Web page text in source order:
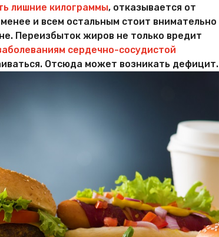
лишние килограммы, отказывается от
и всем остальным стоит внимательно
Переизбыток жиров не только вредит
сердечно-сосудистой
Отсюда может возникать дефицит.